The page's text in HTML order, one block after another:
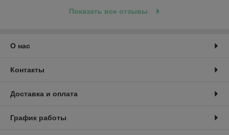
Показать все отзывы
О нас
Контакты
Доставка и оплата
График работы